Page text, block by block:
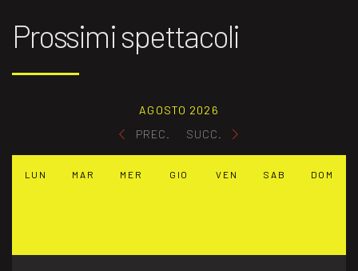
Prossimi spettacoli
PREC.
AGOSTO 2026
SUCC.
LUN MAR MER GIO VEN SAB DOM